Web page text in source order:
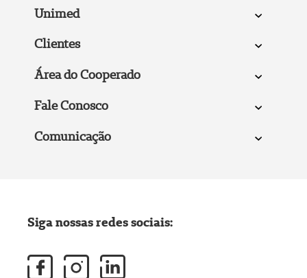
Unimed
Clientes
Área do Cooperado
Fale Conosco
Comunicação
Siga nossas redes sociais: